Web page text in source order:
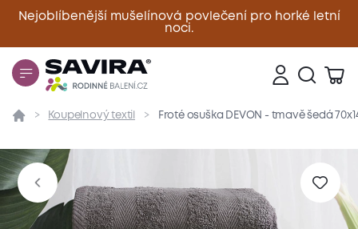
Nejoblíbenější mušelínová povlečení pro horké letní
noci.
Zavřít
Přehled Parametry Popis produktu Materiál
Koupelnový textil Froté osuška DEVON - tmavě šedá